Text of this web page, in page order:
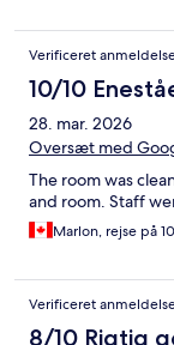
Verificeret
10/10
28. mar. 2026
Oversæt med
The room was
and room. Staff
Marlon, rejse på
Verificeret
8/10 Rigtig